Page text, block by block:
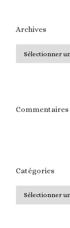
Archives
Commentaires
Catégories